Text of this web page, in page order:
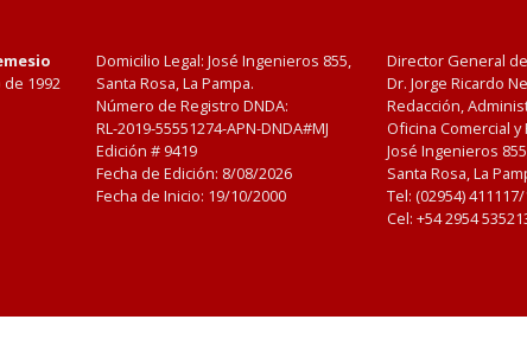
1992
Domicilio Legal: José Ingenieros 855,
Santa Rosa, La Pampa.
Número de Registro DNDA:
RL-2019-55551274-APN-DNDA#MJ
Edición # 9419
Fecha de Edición: 8/08/2026
Fecha de Inicio: 19/10/2000
Director General
Dr. Jorge Ricardo
Redacción,
Oficina Comercial
José Ingenieros
Santa Rosa, La
Tel: (02954)
Cel: +54 2954